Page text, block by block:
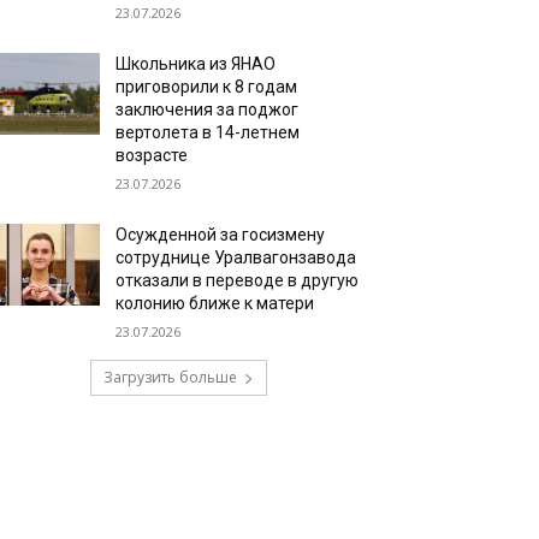
23.07.2026
Школьника из ЯНАО
приговорили к 8 годам
заключения за поджог
вертолета в 14-летнем
возрасте
23.07.2026
Осужденной за госизмену
сотруднице Уралвагонзавода
отказали в переводе в другую
колонию ближе к матери
23.07.2026
Загрузить больше